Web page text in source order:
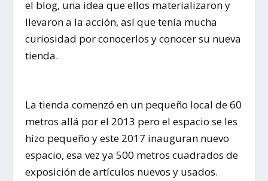
el blog, una idea que ellos materializaron y
llevaron a la acción, así que tenía mucha
curiosidad por conocerlos y conocer su nueva
tienda.
La tienda comenzó en un pequeño local de 60
metros allá por el 2013 pero el espacio se les
hizo pequeño y este 2017 inauguran nuevo
espacio, esa vez ya 500 metros cuadrados de
exposición de artículos nuevos y usados.